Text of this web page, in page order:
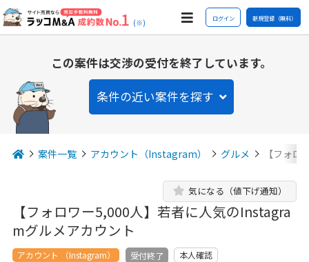
(※) ログイン 新規登録（無料）
この案件は交渉の受付を終了しています。
条件の近い案件を探す
案件一覧 アカウント（Instagram） グルメ 【フォ
【フォロワー5,000人】若者に人気のInstagra
mグルメアカウント
気になる（値下げ通知）
アカウント （Instagram） 受付終了
本人確認